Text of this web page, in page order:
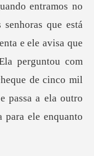
entramos no
que está
e ele avisa que